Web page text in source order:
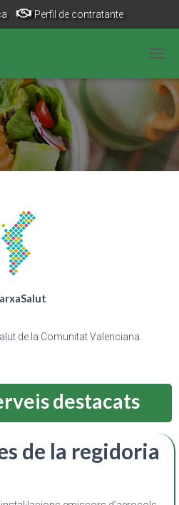
Perfil de contratante
de denuncias
de la Comunitat Valenciana.
destacats
de la regidoria